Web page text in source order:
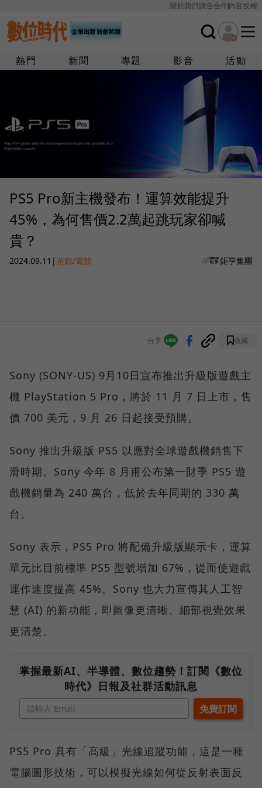
關於我們廣告合作內容授權
熱門 新聞 專題 影音 活動
PS5 Pro新主機發布！運算效能提升
45%，為何售價2.2萬起跳玩家卻喊
貴？
2024.09.11 |遊戲/電競 鉅亨集團
分享 收藏
Sony (SONY-US) 9月10日宣布推出升級版遊戲主
機 PlayStation 5 Pro，將於 11 月 7 日上市，售
價 700 美元，9 月 26 日起接受預購。
Sony 推出升級版 PS5 以應對全球遊戲機銷售下
滑時期。Sony 今年 8 月甫公布第一財季 PS5 遊
戲機銷量為 240 萬台，低於去年同期的 330 萬
台。
Sony 表示，PS5 Pro 將配備升級版顯示卡，運算
單元比目前標準 PS5 型號增加 67%，從而使遊戲
運作速度提高 45%。Sony 也大力宣傳其人工智
慧 (AI) 的新功能，即圖像更清晰、細部視覺效果
更清楚。
掌握最新AI、半導體、數位趨勢！訂閱《數位
時代》日報及社群活動訊息
PS5 Pro 具有「高級」光線追蹤功能，這是一種
電腦圖形技術，可以模擬光線如何從反射表面反